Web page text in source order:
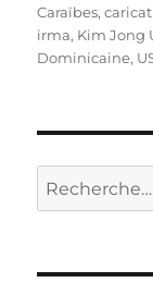
le
Caraïbes,
irma, Kim Jong
Dominicaine,
Recherche
pour :